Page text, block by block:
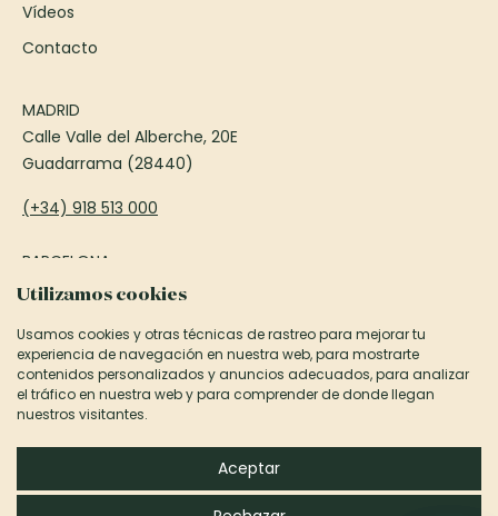
Utilizamos cookies
Usamos cookies y otras técnicas de rastreo para mejorar tu
experiencia de navegación en nuestra web, para mostrarte
contenidos personalizados y anuncios adecuados, para analizar
el tráfico en nuestra web y para comprender de donde llegan
nuestros visitantes.
Aceptar
Vídeos
Contacto
MADRID
Calle Valle del Alberche, 20E
Guadarrama (28440)
(+34) 918 513 000
BARCELONA
Passeig Francesc Macià, 75
(+34) 935 906 850
informacion@canexel.es
©2026 Canexel Construcciones S.L.
Aviso Legal y Privacidad